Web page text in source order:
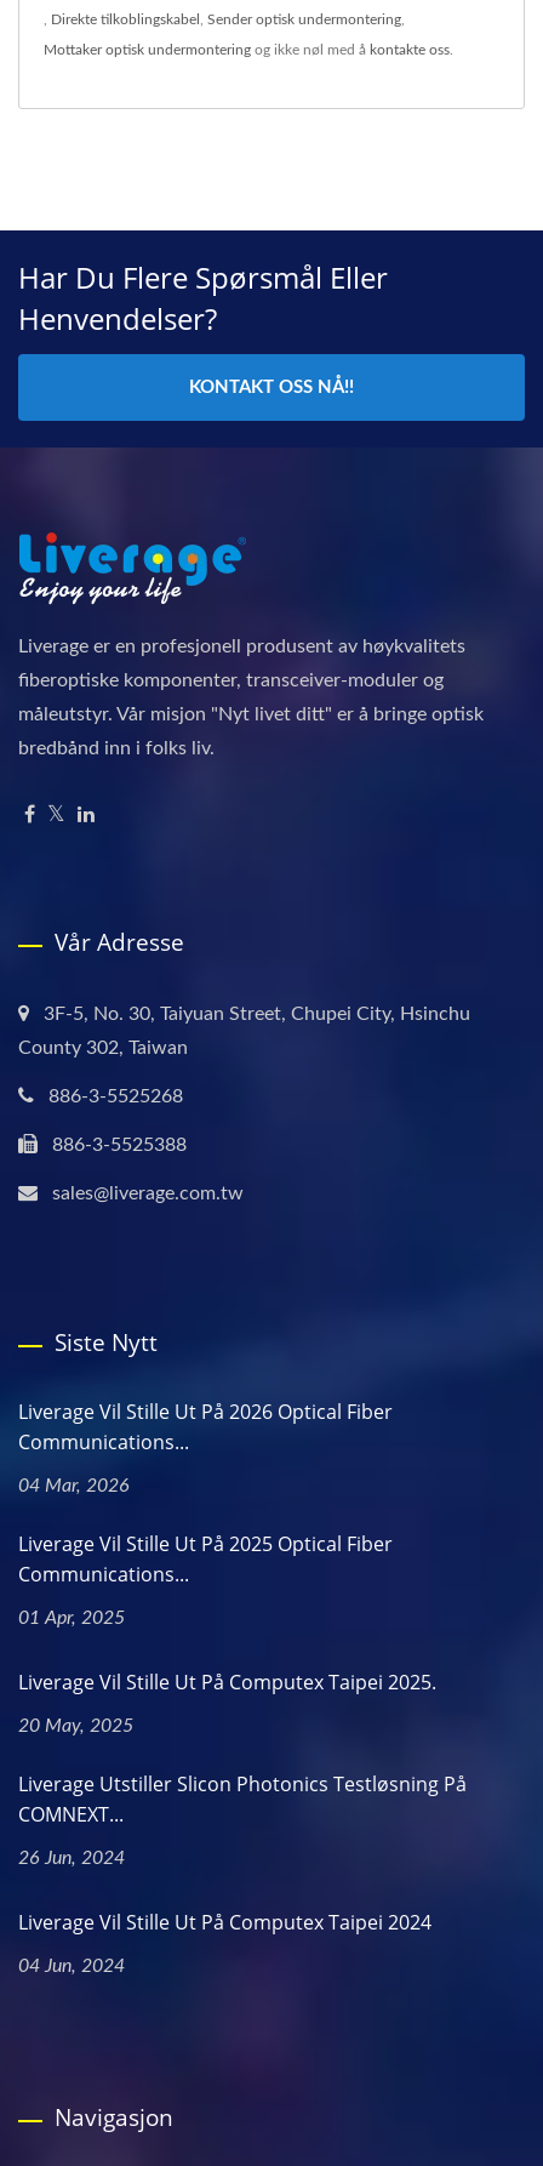
Direkte tilkoblingskabel Sender optisk undermontering
Mottaker optisk undermontering og ikke nøl med å kontakte oss
Har Du Flere Spørsmål Eller
Henvendelser?
KONTAKT OSS NÅ!!
Liverage er en profesjonell produsent av høykvalitets
fiberoptiske komponenter, transceiver-moduler og
måleutstyr. Vår misjon "Nyt livet ditt" er å bringe optisk
bredbånd inn i folks liv.
Vår Adresse
3F-5, No. 30, Taiyuan Street, Chupei City, Hsinchu
County 302, Taiwan
886-3-5525268
886-3-5525388
sales@liverage.com.tw
Siste Nytt
Liverage Vil Stille Ut På 2026 Optical Fiber
Communications...
04 Mar, 2026
Liverage Vil Stille Ut På 2025 Optical Fiber
Communications...
01 Apr, 2025
Liverage Vil Stille Ut På Computex Taipei 2025.
20 May, 2025
Liverage Utstiller Slicon Photonics Testløsning På
COMNEXT...
26 Jun, 2024
Liverage Vil Stille Ut På Computex Taipei 2024
04 Jun, 2024
Navigasjon